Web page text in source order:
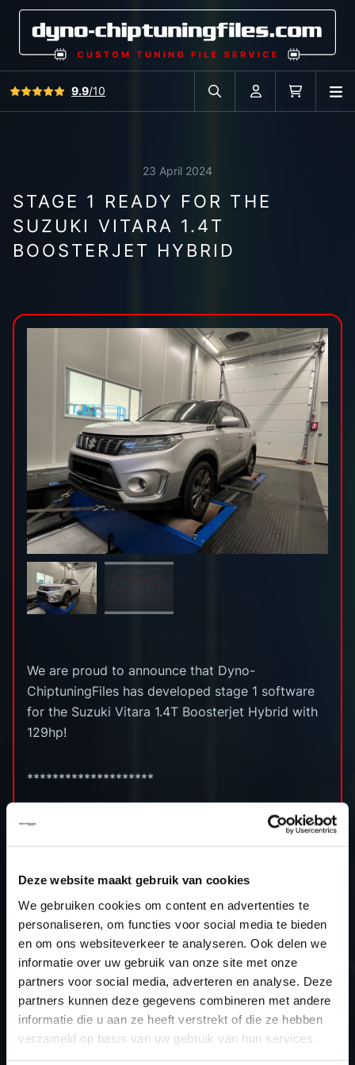
Deze website maakt gebruik van cookies
We gebruiken cookies om content en advertenties te
personaliseren, om functies voor social media te bieden
en om ons websiteverkeer te analyseren. Ook delen we
informatie over uw gebruik van onze site met onze
partners voor social media, adverteren en analyse. Deze
partners kunnen deze gegevens combineren met andere
informatie die u aan ze heeft verstrekt of die ze hebben
verzameld op basis van uw gebruik van hun services.
View all reviews9.9/10
Search in car database
Account Cart
23 April 2024
STAGE 1 READY FOR THE
SUZUKI VITARA 1.4T
BOOSTERJET HYBRID
We are proud to announce that Dyno-
ChiptuningFiles has developed stage 1 software
for the Suzuki Vitara 1.4T Boosterjet Hybrid with
129hp!
********************
Capacity: 1373cc
Bore x stroke: 73.0 x 82.0 (mm)
Power approx: 129hp
Power output: 165hp
Torque approx: 235nm
Torque output: 300nm
ECU: Bosch MG1CS026
Read Method: bFlash Bench